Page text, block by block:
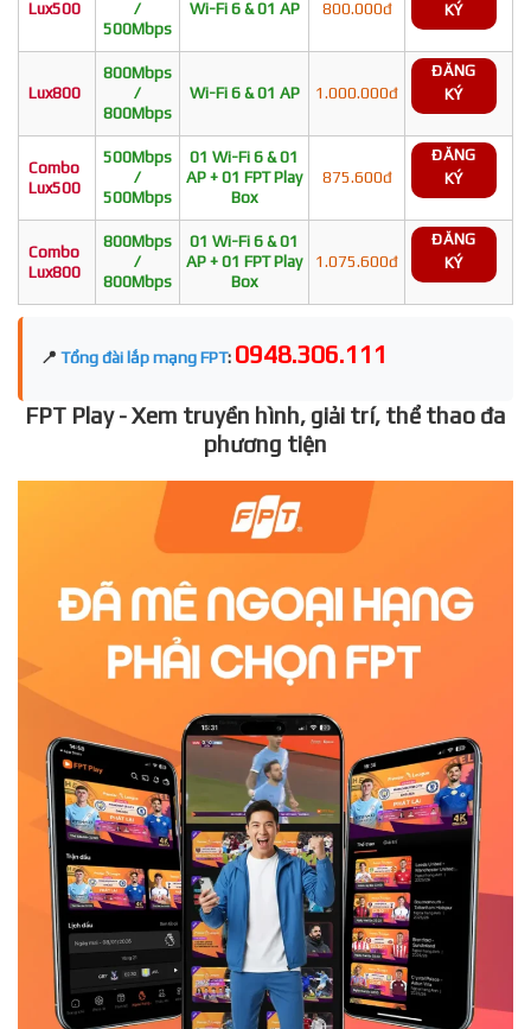
Lux500
/
500Mbps
Wi-Fi 6 & 01 AP 800.000đ KÝ
Lux800
800Mbps
/
800Mbps
Wi-Fi 6 & 01 AP 1.000.000đ
ĐĂNG
KÝ
Combo
Lux500
500Mbps
/
500Mbps
01 Wi-Fi 6 & 01
AP + 01 FPT Play
Box
875.600đ
ĐĂNG
KÝ
Combo
Lux800
800Mbps
/
800Mbps
01 Wi-Fi 6 & 01
AP + 01 FPT Play
Box
1.075.600đ
ĐĂNG
KÝ
📍 Tổng đài lắp mạng FPT: 0948.306.111
FPT Play - Xem truyền hình, giải trí, thể thao đa
phương tiện